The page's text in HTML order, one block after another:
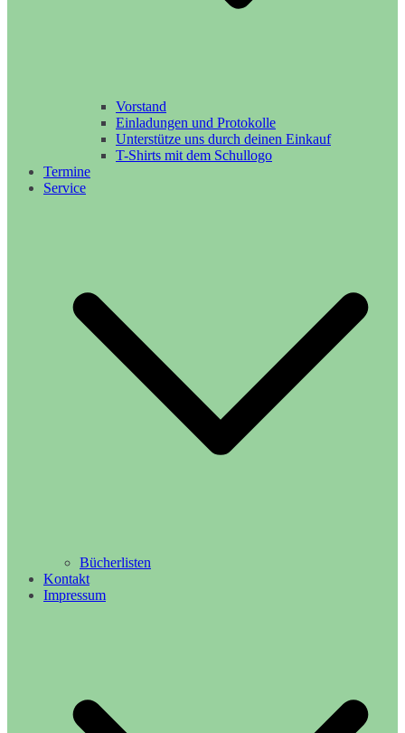
Vorstand
Einladungen und Protokolle
Unterstütze uns durch deinen Einkauf
T-Shirts mit dem Schullogo
Termine
Service
Bücherlisten
Kontakt
Impressum